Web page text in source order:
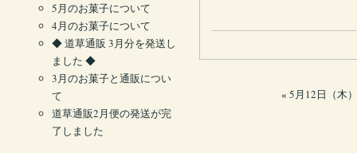
« 5月12日（木
5月のお菓子について
4月のお菓子について
◆ 道草通販 3月分を発送し
ました ◆
3月のお菓子と通販につい
て
道草通販2月便の発送が完
了しました